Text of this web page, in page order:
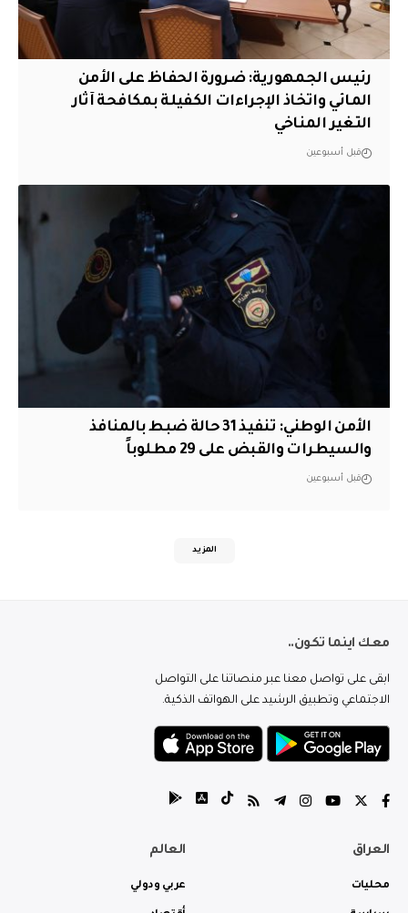
رئيس الجمهورية: ضرورة الحفاظ على الأمن
المائي واتخاذ الإجراءات الكفيلة بمكافحة آثار
التغير المناخي
قبل أسبوعين
الأمن الوطني: تنفيذ 31 حالة ضبط بالمنافذ
والسيطرات والقبض على 29 مطلوباً
قبل أسبوعين
المزيد
معك اينما تكون..
ابقى على تواصل معنا عبر منصاتنا على التواصل
الاجتماعي وتطبيق الرشيد على الهواتف الذكية.
العراق
محليات
العالم
عربي ودولي